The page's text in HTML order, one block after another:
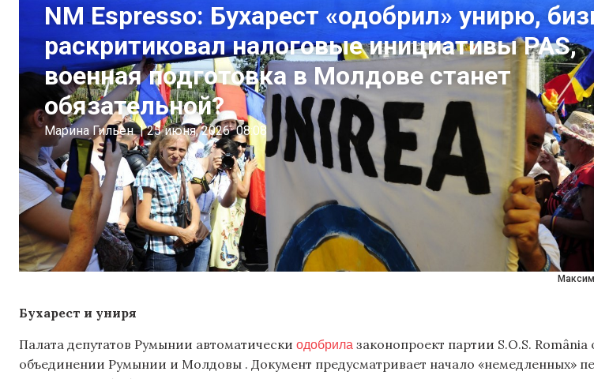
NM Espresso: Бухарест «одобрил» унирю,
раскритиковал налоговые инициативы PAS,
военная подготовка в Молдове станет
обязательной?
Марина Гильен | 25 июня, 2026 08:08
Бухарест и униря
Палата депутатов Румынии автоматически одобрила законопроект партии S.O.S. România
объединении Румынии и Молдовы . Документ предусматривает начало «немедленных»